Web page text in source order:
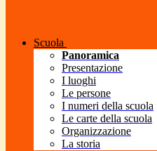
Scuola
Panoramica
Presentazione
I luoghi
Le persone
I numeri della scuola
Le carte della scuola
Organizzazione
La storia